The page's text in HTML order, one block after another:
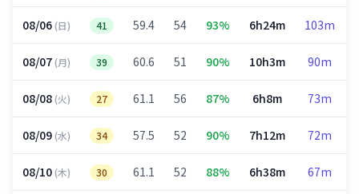
08/06(日) 41 59.4 54 93% 6h24m 103m
08/07(月) 39 60.6 51 90% 10h3m 90m
08/08(火) 27 61.1 56 87% 6h8m 73m
08/09(水) 34 57.5 52 90% 7h12m 72m
08/10(木) 30 61.1 52 88% 6h38m 67m